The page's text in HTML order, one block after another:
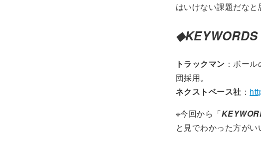
はいけない課題だなと
◆KEYWORDS
トラックマン ：ボー
団採用。
ネクストベース社 ：
※今回から「
と見でわかった方が